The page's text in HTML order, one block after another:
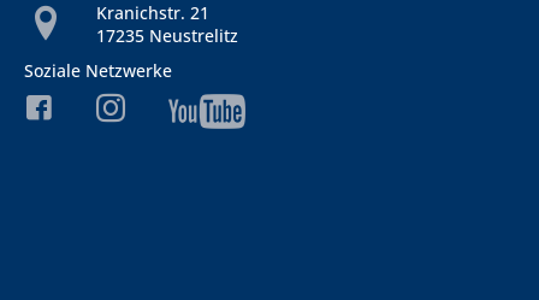
Kranichstr. 21
17235 Neustrelitz
Soziale Netzwerke